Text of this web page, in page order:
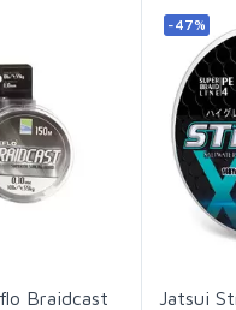
Braidcast
-47%
Jatsui